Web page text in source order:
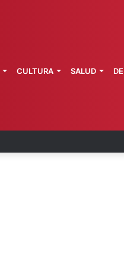
CULTURA SALUD